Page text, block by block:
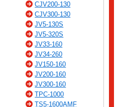
CJV200-130
CJV300-130
JV5-130S
JV5-320S
JV33-160
JV34-260
JV150-160
JV200-160
JV300-160
TPC-1000
TS5-1600AMF